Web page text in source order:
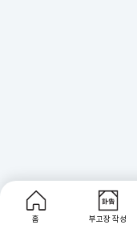
홈 부고장 작성